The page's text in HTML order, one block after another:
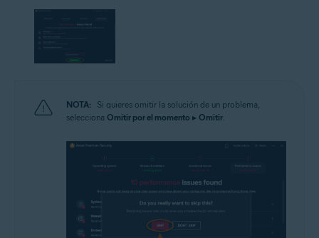
NOTA:
Si quieres omitir la solución de un problema,
selecciona Omitir por el momento ▸ Omitir.